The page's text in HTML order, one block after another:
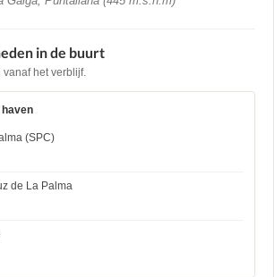
in de buurt
het verblijf.
haven
(SPC)
de La Palma